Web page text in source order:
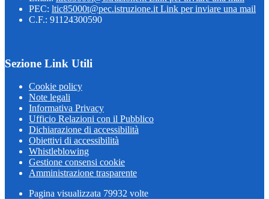
PEC: ltic85000t@pec.istruzione.it Link per inviare una mail
C.F.: 91124300590
Sezione Link Utili
Cookie policy
Note legali
Informativa Privacy
Ufficio Relazioni con il Pubblico
Dichiarazione di accessibilità
Obiettivi di accessibilità
Whistleblowing
Gestione consensi cookie
Amministrazione trasparente
Pagina visualizzata 79932 volte